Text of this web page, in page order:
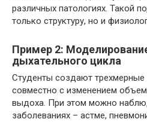
различных патологиях. Такой
только структуру, но и
Пример 2:
дыхательного цикла
Студенты создают трехмерные
совместно с изменением
выдоха. При этом можно
заболеваниях – астме,